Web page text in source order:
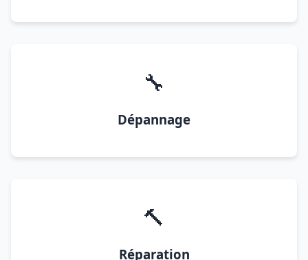
🔧
Dépannage
🔨
Réparation